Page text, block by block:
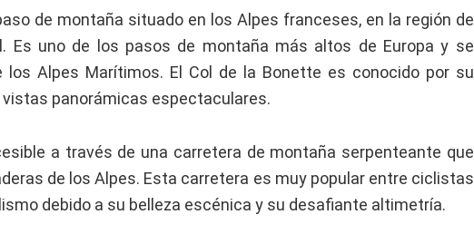
de montaña situado en los Alpes franceses, en la región de
Es uno de los pasos de montaña más altos de Europa y se
los Alpes Marítimos. El Col de la Bonette es conocido por su
panorámicas espectaculares.
a través de una carretera de montaña serpenteante que
de los Alpes. Esta carretera es muy popular entre ciclistas
debido a su belleza escénica y su desafiante altimetría.